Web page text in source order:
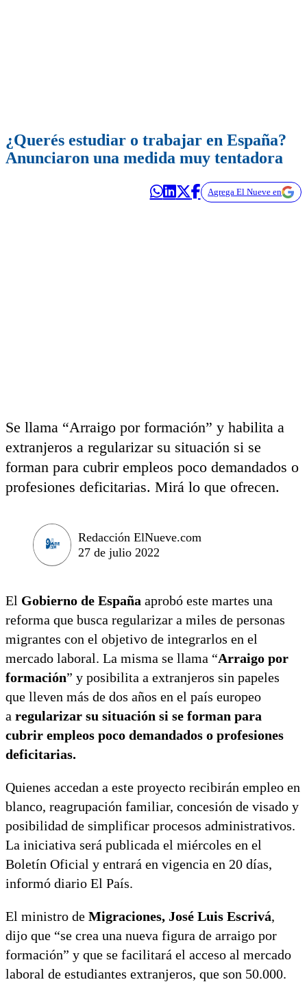
¿Querés estudiar o trabajar en España?
Anunciaron una medida muy tentadora
Agrega El Nueve en
Se llama “Arraigo por formación” y habilita a
extranjeros a regularizar su situación si se
forman para cubrir empleos poco demandados o
profesiones deficitarias. Mirá lo que ofrecen.
Redacción ElNueve.com
27 de julio 2022
El Gobierno de España aprobó este martes una
reforma que busca regularizar a miles de personas
migrantes con el objetivo de integrarlos en el
mercado laboral. La misma se llama “Arraigo por
formación” y posibilita a extranjeros sin papeles
que lleven más de dos años en el país europeo
a regularizar su situación si se forman para
cubrir empleos poco demandados o profesiones
deficitarias.
Quienes accedan a este proyecto recibirán empleo en
blanco, reagrupación familiar, concesión de visado y
posibilidad de simplificar procesos administrativos.
La iniciativa será publicada el miércoles en el
Boletín Oficial y entrará en vigencia en 20 días,
informó diario El País.
El ministro de Migraciones, José Luis Escrivá,
dijo que “se crea una nueva figura de arraigo por
formación” y que se facilitará el acceso al mercado
laboral de estudiantes extranjeros, que son 50.000.